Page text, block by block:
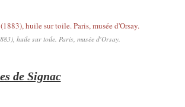
huile sur toile. Paris, musée d'Orsay.
de Signac